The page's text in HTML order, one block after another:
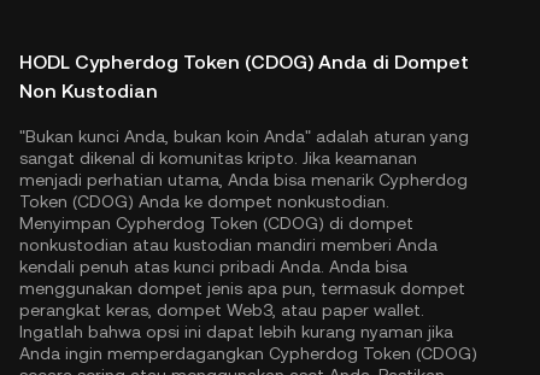
HODL Cypherdog Token (CDOG) Anda di Dompet
Non Kustodian
"Bukan kunci Anda, bukan koin Anda" adalah aturan yang
sangat dikenal di komunitas kripto. Jika keamanan
menjadi perhatian utama, Anda bisa menarik Cypherdog
Token (CDOG) Anda ke dompet nonkustodian.
Menyimpan Cypherdog Token (CDOG) di dompet
nonkustodian atau kustodian mandiri memberi Anda
kendali penuh atas kunci pribadi Anda. Anda bisa
menggunakan dompet jenis apa pun, termasuk dompet
perangkat keras, dompet Web3, atau paper wallet.
Ingatlah bahwa opsi ini dapat lebih kurang nyaman jika
Anda ingin memperdagangkan Cypherdog Token (CDOG)